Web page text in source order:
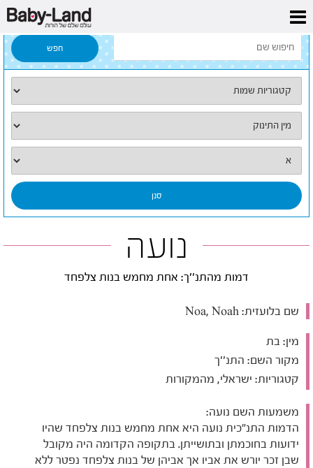
דף הבית
נועה
דמות מהתנ''ך: אחת מחמש בנות צלפחד
שם בלועזית:
מין: בת
מקור השם: התנ''ך
קטגוריות: ישראלי, מהמקורות
משמעות השם נועה:
הדמות התנ"כית נועה היא אחת מחמש בנות צלפחד שהיו
ידועות בחוכמתן ובתושייתן. בתקופה הקדומה היה מקובל
שבן זכר יורש את אביו אך אביהן של בנות צלפחד נפטר ללא